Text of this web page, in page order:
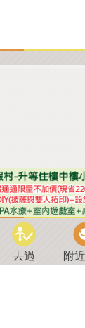
去過 附